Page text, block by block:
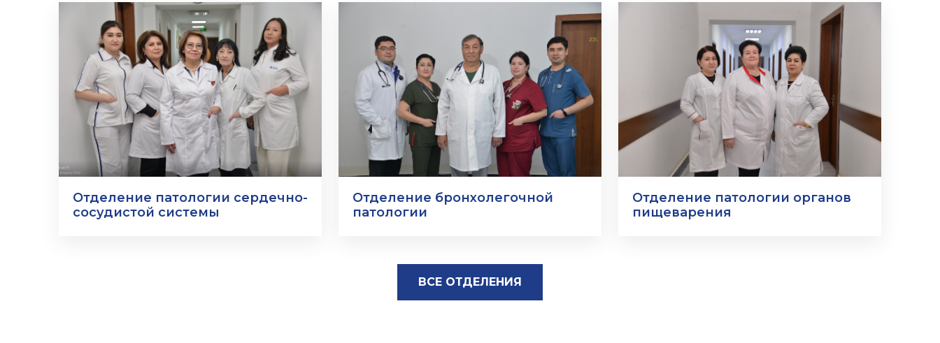
Отделение патологии сердечно-
сосудистой системы
Отделение бронхолегочной
патологии
Отделение патологии органов
пищеварения
ВСЕ ОТДЕЛЕНИЯ